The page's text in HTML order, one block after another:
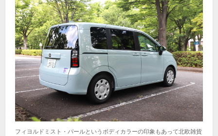
フィヨルドミスト・パールというボディカラーの印象もあって北欧雑貨